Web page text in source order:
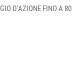
D'AZIONE FINO A 80